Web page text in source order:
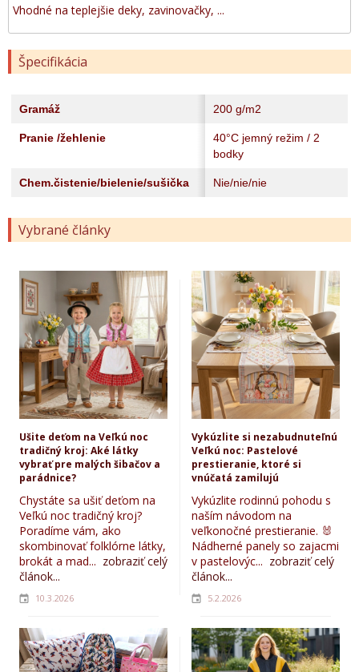
Vhodné na teplejšie deky, zavinovačky, ...
Špecifikácia
Gramáž 200 g/m2
Pranie /žehlenie
40°C jemný režim / 2
bodky
Chem.čistenie/bielenie/sušička Nie/nie/nie
Vybrané články
Ušite deťom na Veľkú noc
tradičný kroj: Aké látky
vybrať pre malých šibačov a
parádnice?
Chystáte sa ušiť deťom na
Veľkú noc tradičný kroj?
Poradíme vám, ako
skombinovať folklórne látky,
brokát a mad... zobraziť celý
článok...
10.3.2026
Vykúzlite si nezabudnuteľnú
Veľkú noc: Pastelové
prestieranie, ktoré si
vnúčatá zamilujú
Vykúzlite rodinnú pohodu s
naším návodom na
veľkonočné prestieranie. 🐰
Nádherné panely so zajacmi
v pastelovýc... zobraziť celý
článok...
5.2.2026